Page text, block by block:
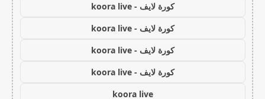
كورة لايف - koora live
كورة لايف - koora live
كورة لايف - koora live
كورة لايف - koora live
koora live